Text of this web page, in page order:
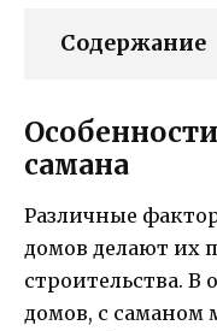
Содержание
самана
Различные
домов делают их
строительства.
домов, с саманом